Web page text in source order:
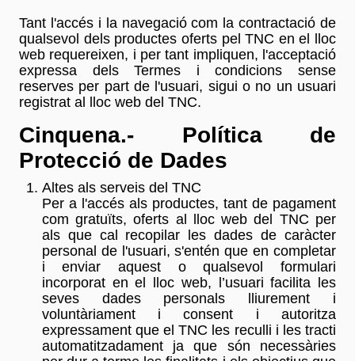
Tant l'accés i la navegació com la contractació de
qualsevol dels productes oferts pel TNC en el lloc
web requereixen, i per tant impliquen, l'acceptació
expressa dels Termes i condicions sense
reserves per part de l'usuari, sigui o no un usuari
registrat al lloc web del TNC.
Cinquena.- Política de
Protecció de Dades
Altes als serveis del TNC
Per a l'accés als productes, tant de pagament
com gratuïts, oferts al lloc web del TNC per
als que cal recopilar les dades de caràcter
personal de l'usuari, s'entén que en completar
i enviar aquest o qualsevol formulari
incorporat en el lloc web, l’usuari facilita les
seves dades personals lliurement i
voluntàriament i consent i autoritza
expressament que el TNC les reculli i les tracti
automatitzadament ja que són necessàries